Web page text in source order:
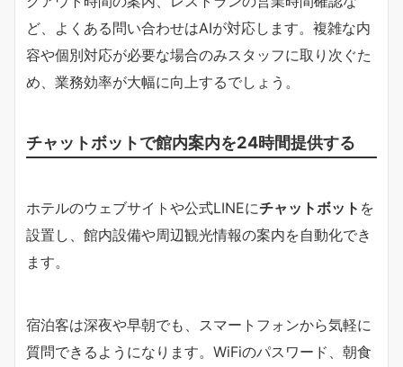
ど、よくある問い合わせはAIが対応します。複雑な内
容や個別対応が必要な場合のみスタッフに取り次ぐた
め、業務効率が大幅に向上するでしょう。
チャットボットで館内案内を24時間提供する
ホテルのウェブサイトや公式LINEにチャットボット を
設置し、館内設備や周辺観光情報の案内を自動化でき
ます。
宿泊客は深夜や早朝でも、スマートフォンから気軽に
質問できるようになります。WiFiのパスワード、朝食